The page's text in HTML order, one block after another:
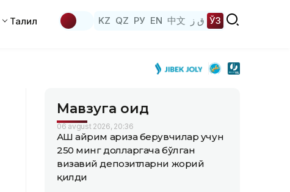
Таҳлил KZ QZ РУ EN 中文 ق ز ЎЗ
Мавзуга оид
06 avgust 2026, 20:36
АҚШ айрим ариза берувчилар учун
250 минг долларгача бўлган
визавий депозитларни жорий
қилди